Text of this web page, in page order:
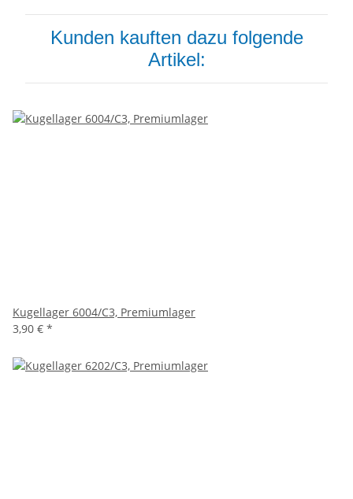
Kunden kauften dazu folgende
Artikel:
Kugellager 6004/C3, Premiumlager
3,90 € *